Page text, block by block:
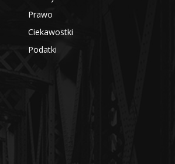
Prawo
Ciekawostki
Podatki